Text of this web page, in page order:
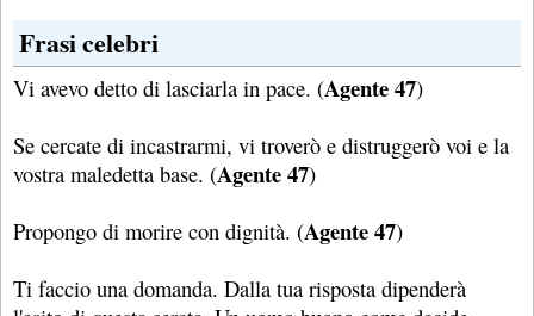
Frasi celebri
Vi avevo detto di lasciarla in pace. (Agente 47)
Se cercate di incastrarmi, vi troverò e distruggerò voi e la
vostra maledetta base. (Agente 47)
Propongo di morire con dignità. (Agente 47)
Ti faccio una domanda. Dalla tua risposta dipenderà